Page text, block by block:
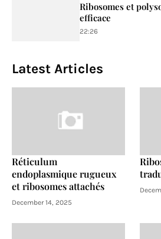
Ribosomes et
efficace
22:26
Latest Articles
Réticulum
endoplasmique rugueux
et ribosomes attachés
December 14, 2025